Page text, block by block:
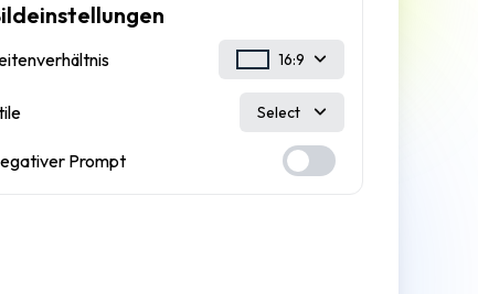
16:9
Select
Prompt